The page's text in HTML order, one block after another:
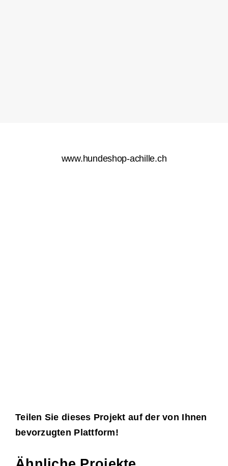
www.hundeshop-achille.ch
Teilen Sie dieses Projekt auf der von Ihnen
bevorzugten Plattform!
Facebook
X
LinkedIn
WhatsApp
E-